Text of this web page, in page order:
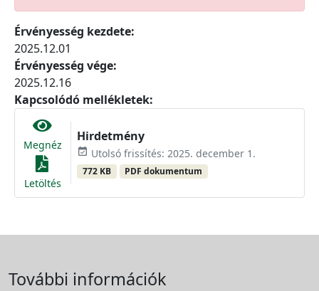
Érvényesség kezdete:
2025.12.01
Érvényesség vége:
2025.12.16
Kapcsolódó mellékletek:
Megnéz
Letöltés
Hirdetmény
event_available Utolsó frissítés: 2025. december 1.
772 KB PDF dokumentum
További információk